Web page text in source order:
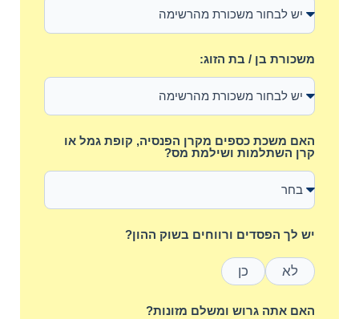
משכורת בן / בת הזוג:
האם משכת כספים מקרן הפנסיה, קופת גמל או
קרן השתלמות ושילמת מס?
יש לך הפסדים ורווחים בשוק ההון?
לא כן
האם אתה גרוש ומשלם מזונות?